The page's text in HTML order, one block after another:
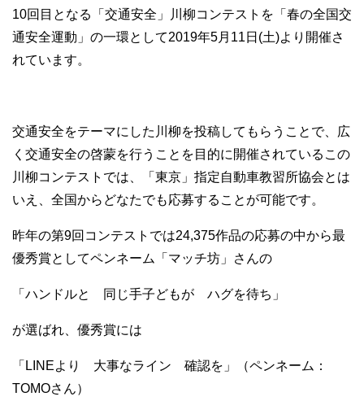
10回目となる「交通安全」川柳コンテストを「春の全国交
通安全運動」の一環として2019年5月11日(土)より開催さ
れています。
交通安全をテーマにした川柳を投稿してもらうことで、広
く交通安全の啓蒙を行うことを目的に開催されているこの
川柳コンテストでは、「東京」指定自動車教習所協会とは
いえ、全国からどなたでも応募することが可能です。
昨年の第9回コンテストでは24,375作品の応募の中から最
優秀賞としてペンネーム「マッチ坊」さんの
「ハンドルと 同じ手子どもが ハグを待ち」
が選ばれ、優秀賞には
「LINEより 大事なライン 確認を」（ペンネーム：
TOMOさん）